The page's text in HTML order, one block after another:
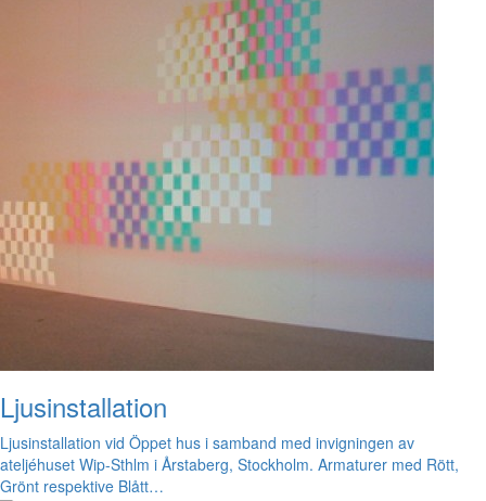
Ljusinstallation
Ljusinstallation vid Öppet hus i samband med invigningen av
ateljéhuset Wip-Sthlm i Årstaberg, Stockholm. Armaturer med Rött,
Grönt respektive Blått…